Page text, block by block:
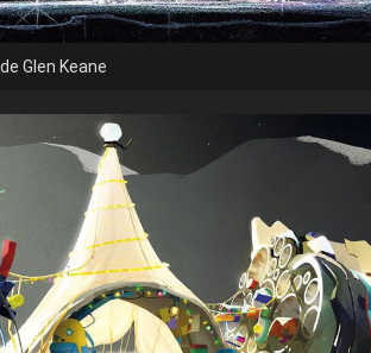
Glen Keane